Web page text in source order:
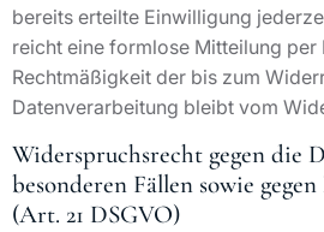
bereits erteilte Einwilligung
reicht eine formlose Mitteilung per
Rechtmäßigkeit der bis zum
Datenverarbeitung bleibt vom
Widerspruchsrecht gegen die
besonderen Fällen sowie
(Art. 21 DSGVO)